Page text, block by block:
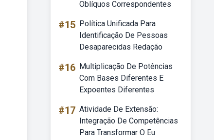
Oblíquos Correspondentes
#15 Política Unificada Para
Identificação De Pessoas
Desaparecidas Redação
#16 Multiplicação De Potências
Com Bases Diferentes E
Expoentes Diferentes
#17 Atividade De Extensão:
Integração De Competências
Para Transformar O Eu